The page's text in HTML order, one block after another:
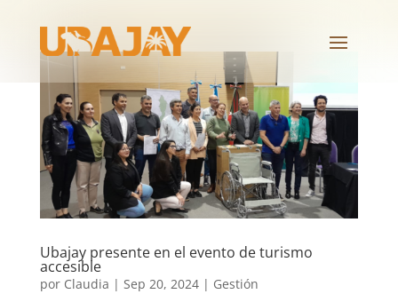
Ubajay presente en el evento de turismo
accesible
por Claudia | Sep 20, 2024| Gestión